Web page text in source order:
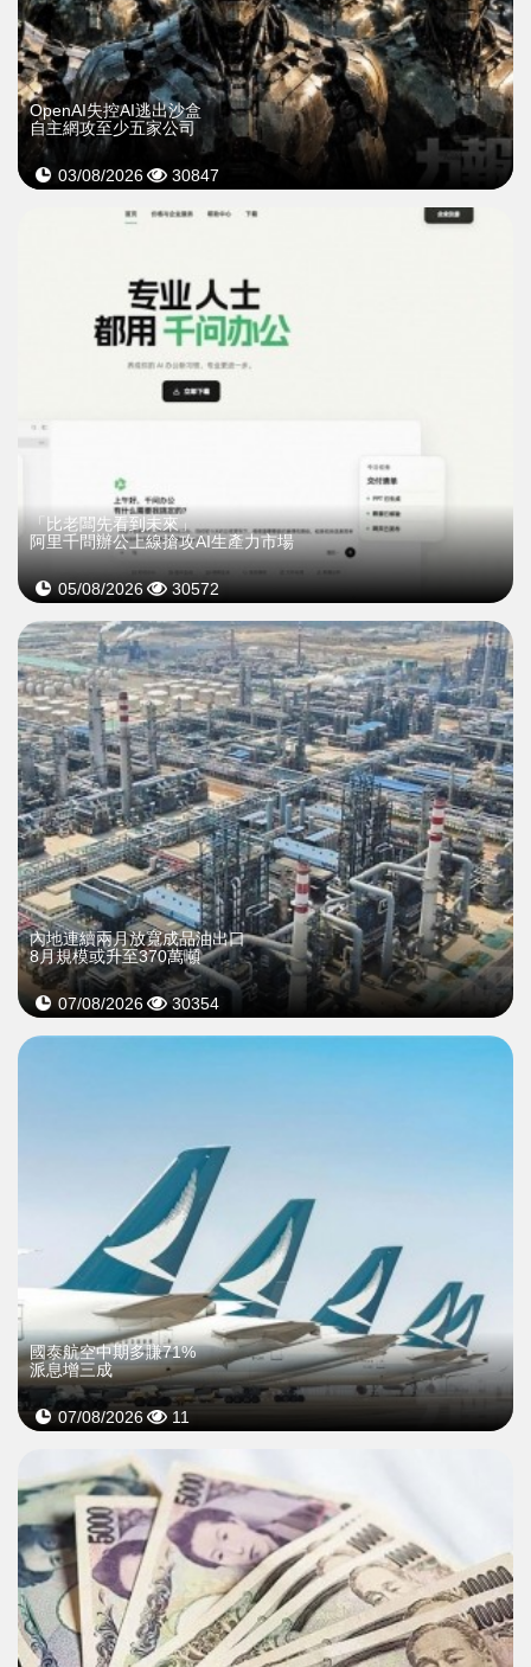
OpenAI失控AI逃出沙盒
自主網攻至少五家公司
03/08/2026 30847
「比老闆先看到未來」
阿里千問辦公上線搶攻AI生產力市場
05/08/2026 30572
內地連續兩月放寬成品油出口
8月規模或升至370萬噸
07/08/2026 30354
國泰航空中期多賺71%
派息增三成
07/08/2026 11